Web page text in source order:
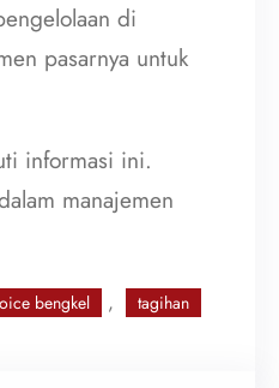
di
pasarnya untuk
informasi ini.
manajemen
bengkel , tagihan